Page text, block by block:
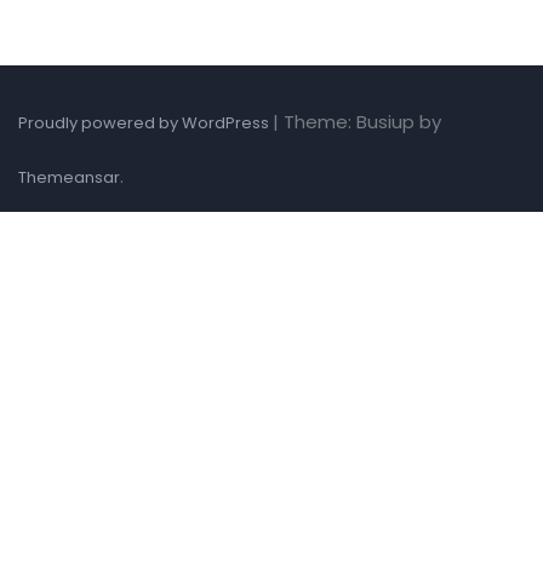
Proudly powered by WordPress | Theme: Busiup by
Themeansar.